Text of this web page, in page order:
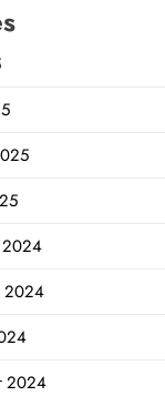
2024
2024
2024